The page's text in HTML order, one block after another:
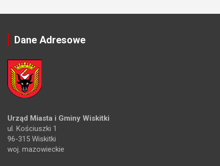
Dane Adresowe
Urząd Miasta i Gminy Wiskitki
ul. Kościuszki 1
96-315 Wiskitki
woj. mazowieckie